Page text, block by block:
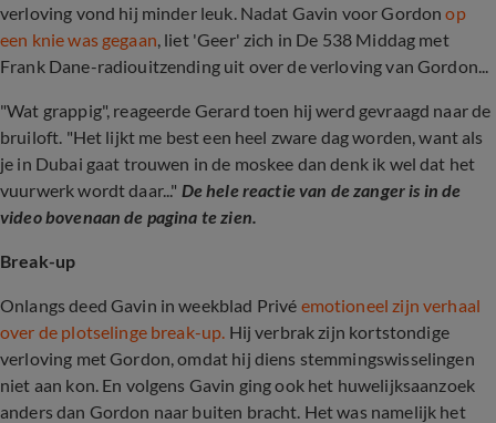
verloving vond hij minder leuk. Nadat Gavin voor Gordonop
een knie was gegaan, liet 'Geer' zich in De 538 Middag met
Frank Dane-radiouitzending uit over de verloving van Gordon...
"Wat grappig", reageerde Gerard toen hij werd gevraagd naar de
bruiloft. "Het lijkt me best een heel zware dag worden, want als
je in Dubai gaat trouwen in de moskee dan denk ik wel dat het
vuurwerk wordt daar..." De hele reactie van de zanger is in de
video bovenaan de pagina te zien.
Break-up
Onlangs deed Gavin in weekblad Privé emotioneel zijn verhaal
over de plotselinge break-up. Hij verbrak zijn kortstondige
verloving met Gordon, omdat hij diens stemmingswisselingen
niet aan kon. En volgens Gavin ging ook het huwelijksaanzoek
anders dan Gordon naar buiten bracht. Het was namelijk het